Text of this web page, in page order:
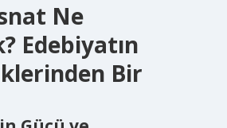
Ne
Edebiyatın
Bir